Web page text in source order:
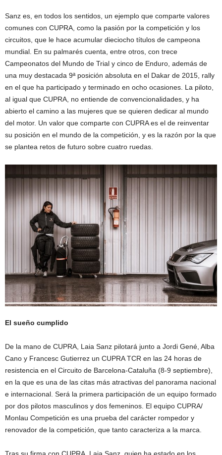
Sanz es, en todos los sentidos, un ejemplo que comparte valores
comunes con CUPRA, como la pasión por la competición y los
circuitos, que le hace acumular dieciocho títulos de campeona
mundial. En su palmarés cuenta, entre otros, con trece
Campeonatos del Mundo de Trial y cinco de Enduro, además de
una muy destacada 9ª posición absoluta en el Dakar de 2015, rally
en el que ha participado y terminado en ocho ocasiones. La piloto,
al igual que CUPRA, no entiende de convencionalidades, y ha
abierto el camino a las mujeres que se quieren dedicar al mundo
del motor. Un valor que comparte con CUPRA es el de reinventar
su posición en el mundo de la competición, y es la razón por la que
se plantea retos de futuro sobre cuatro ruedas.
El sueño cumplido
De la mano de CUPRA, Laia Sanz pilotará junto a Jordi Gené, Alba
Cano y Francesc Gutierrez un CUPRA TCR en las 24 horas de
resistencia en el Circuito de Barcelona-Cataluña (8-9 septiembre),
en la que es una de las citas más atractivas del panorama nacional
e internacional. Será la primera participación de un equipo formado
por dos pilotos masculinos y dos femeninos. El equipo CUPRA/
Monlau Competición es una prueba del carácter rompedor y
renovador de la competición, que tanto caracteriza a la marca.
Tras su firma con CUPRA, Laia Sanz, quien ha estado en los